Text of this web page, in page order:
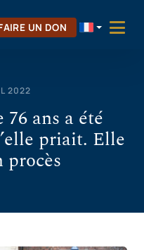
UN DON
2022
ans a été
priait. Elle